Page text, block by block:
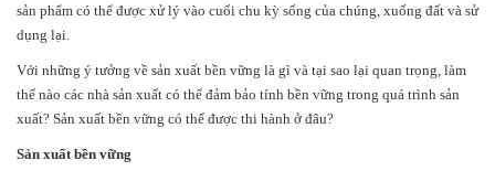
sản phẩm có thể được xử lý vào cuối chu kỳ sống của chúng, xuống đất và sử
dụng lại.
Với những ý tưởng về sản xuất bền vững là gì và tại sao lại quan trọng, làm
thế nào các nhà sản xuất có thể đảm bảo tính bền vững trong quá trình sản
xuất? Sản xuất bền vững có thể được thi hành ở đâu?
Sản xuất bền vững